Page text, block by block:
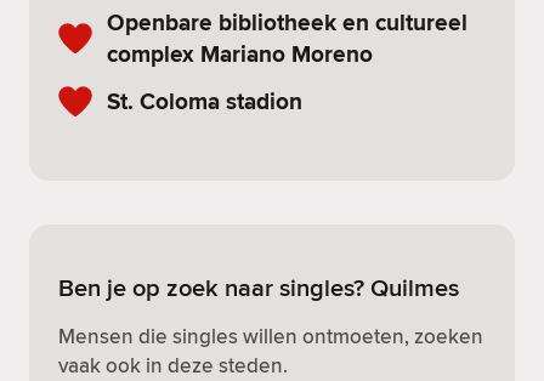
Openbare bibliotheek en cultureel
complex Mariano Moreno
St. Coloma stadion
Ben je op zoek naar singles? Quilmes
Mensen die singles willen ontmoeten, zoeken
vaak ook in deze steden.